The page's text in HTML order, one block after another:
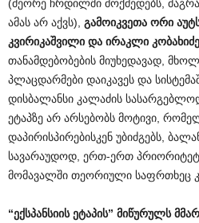
(მეორე ჩრდილში მოქმედებს,
ამას არ აქვს), გამოიკვეთა ორი
კვირიკაშვილი და ირაკლი კობახიძე
თანამდებობების მიუხედავად,
პლაცდარმები დაიკავეს და
დისბალანსი კალაძის
ეტაპზე არ არსებობს მოტივი,
დაპირისპირებისკენ უბიძგებს,
სავარაუდოდ, ერთ-ერთ
მომავალში თეორიული საფრთხეც
“ექსპანსიის ეტაპის” მიწურულს